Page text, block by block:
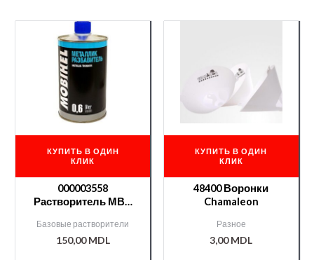
КУПИТЬ В ОДИН
КЛИК
000003558
Растворитель МВН
Базовые растворители
150,00MDL
КУПИТЬ В ОДИН
КЛИК
48400 Воронки
Chamaleon
Разное
3,00MDL